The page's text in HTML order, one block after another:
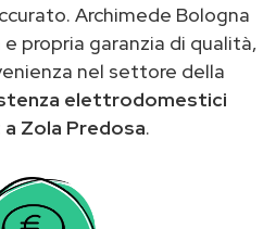
Archimede Bologna
propria garanzia di qualità,
nel settore della
elettrodomestici
Zola Predosa.